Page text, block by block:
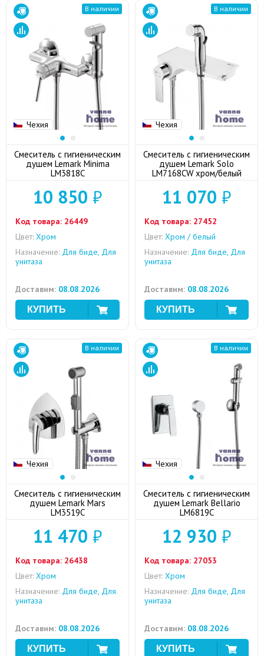
Чехия
В наличии
Смеситель с гигиеническим
душем Lemark Minima
LM3818C
10 850 ₽
Код товара: 26449
Цвет: Хром
Назначение: Для биде, Для
унитаза
Доставим: 08.08.2026
Чехия
В наличии
Смеситель с гигиеническим
душем Lemark Solo
LM7168CW хром/белый
11 070 ₽
Код товара: 27452
Цвет: Хром / белый
Назначение: Для биде, Для
унитаза
Доставим: 08.08.2026
Чехия
В наличии
Смеситель с гигиеническим
душем Lemark Mars
LM3519C
11 470 ₽
Код товара: 26438
Цвет: Хром
Назначение: Для биде, Для
унитаза
Доставим: 08.08.2026
Чехия
В наличии
Смеситель с гигиеническим
душем Lemark Bellario
LM6819C
12 930 ₽
Код товара: 27053
Цвет: Хром
Назначение: Для биде, Для
унитаза
Доставим: 08.08.2026